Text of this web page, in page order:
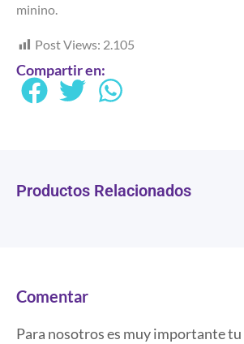
minino.
Post Views: 2.105
Compartir en:
Productos Relacionados
Comentar
Para nosotros es muy importante